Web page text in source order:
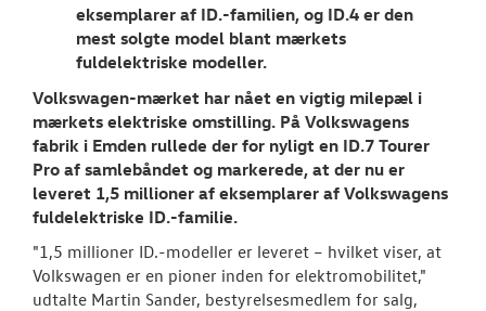
Tilmeld dig
Danmarks
Aktuelt
JOB OG
eksemplarer af ID.-familien, og ID.4 er den
mest solgte model blant mærkets
fuldelektriske modeller.
Volkswagen-mærket har nået en vigtig milepæl i
mærkets elektriske omstilling. På Volkswagens
fabrik i Emden rullede der for nyligt en ID.7 Tourer
Pro af samlebåndet og markerede, at der nu er
leveret 1,5 millioner af eksemplarer af Volkswagens
fuldelektriske ID.-familie.
"1,5 millioner ID.-modeller er leveret – hvilket viser, at
Volkswagen er en pioner inden for elektromobilitet,"
udtalte Martin Sander, bestyrelsesmedlem for salg,